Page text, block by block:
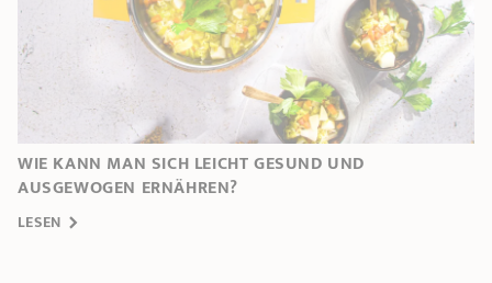
WIE KANN MAN SICH LEICHT GESUND UND
AUSGEWOGEN ERNÄHREN?
LESEN